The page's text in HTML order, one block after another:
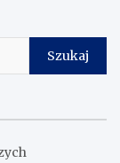
Szukaj